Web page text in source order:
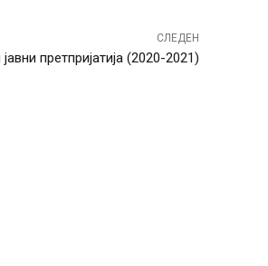
СЛЕДЕН
претпријатија (2020-2021)